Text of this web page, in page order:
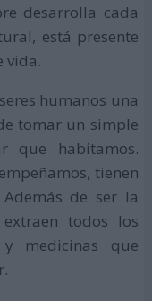
desarrolla cada
está presente
vida.
humanos una
tomar un simple
que habitamos.
tienen
de ser la
todos los
y medicinas que